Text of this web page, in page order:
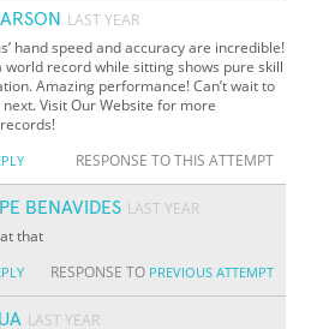
LAST YEAR
hand speed and accuracy are incredible!
world record while sitting shows pure skill
Amazing performance! Can’t wait to
next. Visit Our Website for more
RESPONSE TO THIS ATTEMPT
BENAVIDES LAST YEAR
that
RESPONSE TO PREVIOUS ATTEMPT
LAST YEAR